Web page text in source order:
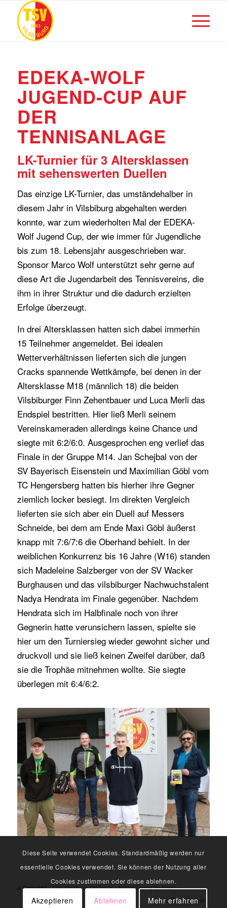
EDEKA-WOLF
JUGEND-CUP AUF
DER
TENNISANLAGE
LK-Turnier für 3 Altersklassen
mit sehenswerten Duellen
Das einzige LK-Turnier, das umständehalber in
diesem Jahr in Vilsbiburg abgehalten werden
konnte, war zum wiederholten Mal der EDEKA-
Wolf Jugend Cup, der wie immer für Jugendliche
bis zum 18. Lebensjahr ausgeschrieben war.
Sponsor Marco Wolf unterstützt sehr gerne auf
diese Art die Jugendarbeit des Tennisvereins, die
ihm in ihrer Struktur und die dadurch erzielten
Erfolge überzeugt.
In drei Altersklassen hatten sich dabei immerhin
15 Teilnehmer angemeldet. Bei idealen
Wetterverhältnissen lieferten sich die jungen
Cracks spannende Wettkämpfe, bei denen in der
Altersklasse M18 (männlich 18) die beiden
Vilsbiburger Finn Zehentbauer und Luca Merli das
Endspiel bestritten. Hier ließ Merli seinem
Vereinskameraden allerdings keine Chance und
siegte mit 6:2/6:0. Ausgesprochen eng verlief das
Finale in der Gruppe M14. Jan Schejbal von der
SV Bayerisch Eisenstein und Maximilian Göbl vom
TC Hengersberg hatten bis hierher ihre Gegner
ziemlich locker besiegt. Im direkten Vergleich
lieferten sie sich aber ein Duell auf Messers
Schneide, bei dem am Ende Maxi Göbl äußerst
knapp mit 7:6/7:6 die Oberhand behielt. In der
weiblichen Konkurrenz bis 16 Jahre (W16) standen
sich Madeleine Salzberger von der SV Wacker
Burghausen und das vilsbiburger Nachwuchstalent
Nadya Hendrata im Finale gegenüber. Nachdem
Hendrata sich im Halbfinale noch von ihrer
Gegnerin hatte verunsichern lassen, spielte sie
hier um den Turniersieg wieder gewohnt sicher und
druckvoll und sie ließ keinen Zweifel darüber, daß
sie die Trophäe mitnehmen wollte. Sie siegte
überlegen mit 6:4/6:2.
© Copyright -TSV Vilsbiburg 1883 e. V.-Enfold Theme by Kriesi
Diese Seite verwendet Cookies. Standardmäßig werden nur
essentielle Cookies verwendet. Sie können der Nutzung aller
Cookies zustimmen oder diese ablehnen.
Akzeptieren Ablehnen Mehr erfahren